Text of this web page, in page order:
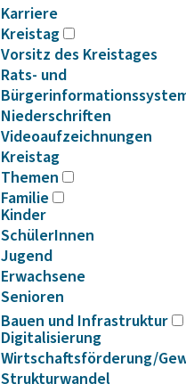
Karriere
Kreistag
Vorsitz des Kreistages
Rats- und
Niederschriften
Videoaufzeichnungen
Kreistag
Themen
Familie
Kinder
SchülerInnen
Jugend
Erwachsene
Senioren
Bauen und Infrastruktur
Digitalisierung
Wirtschaftsförderung/
Strukturwandel